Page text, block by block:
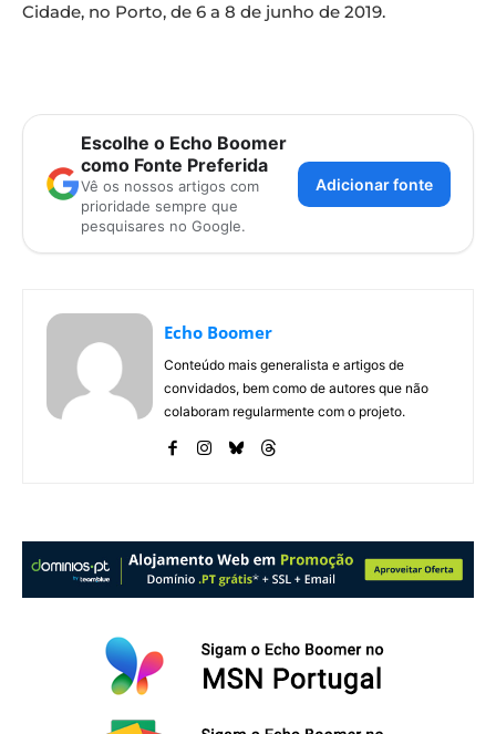
Cidade, no Porto, de 6 a 8 de junho de 2019.
Escolhe o Echo Boomer
como Fonte Preferida
Vê os nossos artigos com
prioridade sempre que
pesquisares no Google.
Adicionar fonte
Echo Boomer
Conteúdo mais generalista e artigos de
convidados, bem como de autores que não
colaboram regularmente com o projeto.